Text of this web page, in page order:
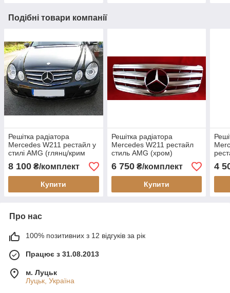
Подібні товари компанії
Решітка радіатора
Mercedes W211 рестайл у
стилі AMG (глянц/крим
8 100 ₴/комплект
Купити
Решітка радіатора
Mercedes W211 рестайл
стиль AMG (хром)
6 750₴/комплект
Купити
4
Про нас
100% позитивних з 12 відгуків за рік
Працює з 31.08.2013
м. Луцьк
Луцьк, Україна